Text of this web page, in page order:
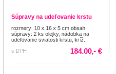
Súpravy na udeľovanie krstu
rozmery: 10 x 16 x 5 cm obsah
súpravy: 2 ks olejky, nádobka na
udeľovanie sviatosti krstu, kríž.
s DPH
184.00,- €